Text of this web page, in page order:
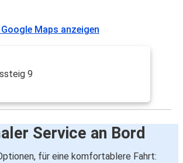
Maps anzeigen
9
Service an Bord
für eine komfortablere Fahrt: